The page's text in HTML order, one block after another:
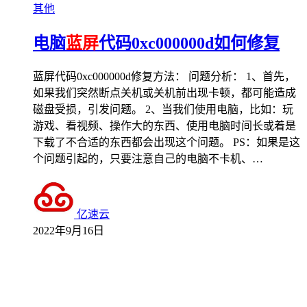
其他
电脑蓝屏代码0xc000000d如何修复
蓝屏代码0xc000000d修复方法： 问题分析： 1、首先，
如果我们突然断点关机或关机前出现卡顿，都可能造成
磁盘受损，引发问题。 2、当我们使用电脑，比如：玩
游戏、看视频、操作大的东西、使用电脑时间长或着是
下载了不合适的东西都会出现这个问题。 PS：如果是这
个问题引起的，只要注意自己的电脑不卡机、…
亿速云
2022年9月16日